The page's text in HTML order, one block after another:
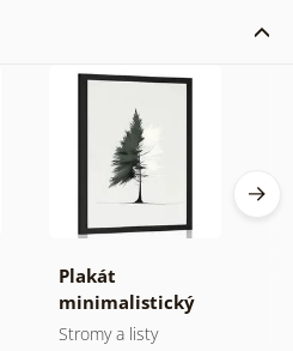
Plakát
minimalistický
jehličnatý strom
Stromy a listy